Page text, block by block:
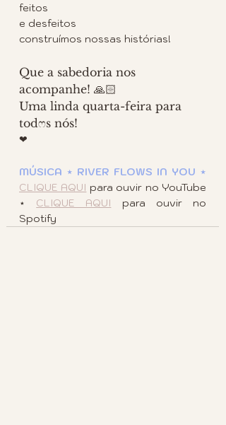
feitos
e desfeitos
construímos nossas histórias!
Que a sabedoria nos
acompanhe! 🙏🏻
Uma linda quarta-feira para
todෆs nós!
❤
CLIQUE AQUI para ouvir no YouTube
⋆ CLIQUE AQUI para ouvir no
Spotify